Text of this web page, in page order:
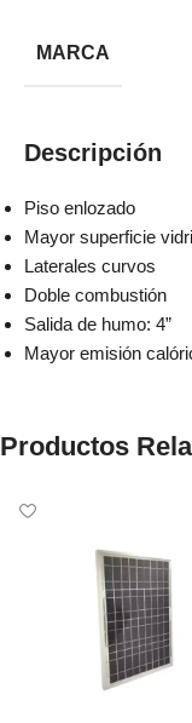
MARCA
Descripción
Piso enlozado
Mayor superficie
Laterales curvos
Doble combustión
Salida de humo: 4”
Mayor emisión
Productos